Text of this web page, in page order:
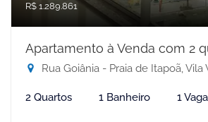
R$ 1.289.861
Apartamento à Venda com 2
Rua Goiânia - Praia de Itapoã, Vila
2 Quartos 1 Banheiro 1 Vaga